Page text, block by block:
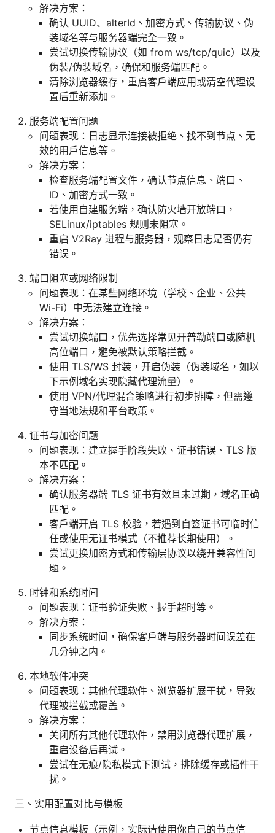
解决方案：
确认 UUID、alterId、加密方式、传输协议、伪
装域名等与服务器端完全一致。
尝试切换传输协议（如 from ws/tcp/quic）以及
伪装/伪装域名，确保和服务端匹配。
清除浏览器缓存，重启客户端应用或清空代理设
置后重新添加。
服务端配置问题
问题表现：日志显示连接被拒绝、找不到节点、无
效的用户信息等。
解决方案：
检查服务端配置文件，确认节点信息、端口、
ID、加密方式一致。
若使用自建服务端，确认防火墙开放端口，
SELinux/iptables 规则未阻塞。
重启 V2Ray 进程与服务器，观察日志是否仍有
错误。
端口阻塞或网络限制
问题表现：在某些网络环境（学校、企业、公共
Wi-Fi）中无法建立连接。
解决方案：
尝试切换端口，优先选择常见开普勒端口或随机
高位端口，避免被默认策略拦截。
使用 TLS/WS 封装，开启伪装（伪装域名，如以
下示例域名实现隐藏代理流量）。
使用 VPN/代理混合策略进行初步排障，但需遵
守当地法规和平台政策。
证书与加密问题
问题表现：建立握手阶段失败、证书错误、TLS 版
本不匹配。
解决方案：
确认服务器端 TLS 证书有效且未过期，域名正确
匹配。
客户端开启 TLS 校验，若遇到自签证书可临时信
任或使用无证书模式（不推荐长期使用）。
尝试更换加密方式和传输层协议以绕开兼容性问
题。
时钟和系统时间
问题表现：证书验证失败、握手超时等。
解决方案：
同步系统时间，确保客户端与服务器时间误差在
几分钟之内。
本地软件冲突
问题表现：其他代理软件、浏览器扩展干扰，导致
代理被拦截或覆盖。
解决方案：
关闭所有其他代理软件，禁用浏览器代理扩展，
重启设备后再试。
尝试在无痕/隐私模式下测试，排除缓存或插件干
扰。
三、实用配置对比与模板
节点信息模板（示例，实际请使用你自己的节点信